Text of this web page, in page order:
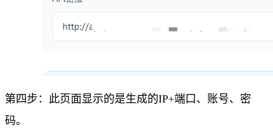
第四步：此页面显示的是生成的IP+端口、账号、密
码。